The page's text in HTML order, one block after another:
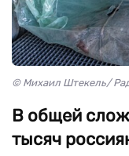
© Михаил Штекель/
В общей
тысяч